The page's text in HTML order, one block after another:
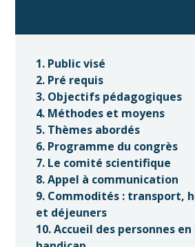
1. Public visé
2. Pré requis
3. Objectifs pédagogiques
4. Méthodes et moyens
5. Thèmes abordés
6. Programme du congrès
7. Le comité scientifique
8. Appel à communication
9. Commodités : transport,
et déjeuners
10. Accueil des personnes